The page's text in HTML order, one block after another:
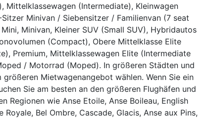
Mittelklassewagen (Intermediate), Kleinwagen
Minivan / Siebensitzer / Familienvan (7 seat
Minivan, Kleiner SUV (Small SUV), Hybridautos
(Compact), Obere Mittelklasse Elite
Premium, Mittelklassewagen Elite (Intermediate
/ Motorrad (Moped). In größeren Städten und
Mietwagenangebot wählen. Wenn Sie ein
Sie am besten an den größeren Flughäfen und
Regionen wie Anse Etoile, Anse Boileau, English
Royale, Bel Ombre, Cascade, Glacis, Anse aux Pins,